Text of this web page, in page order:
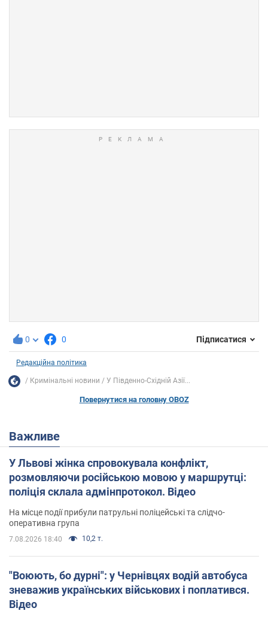
0 0 Підписатися
Редакційна політика
Кримінальні новини У Південно-Східній Азії...
Повернутися на головну OBOZ
Важливе
У Львові жінка спровокувала конфлікт,
розмовляючи російською мовою у маршрутці:
поліція склала адмінпротокол. Відео
На місце події прибули патрульні поліцейські та слідчо-
оперативна група
7.08.2026 18:40 10,2 т.
"Воюють, бо дурні": у Чернівцях водій автобуса
зневажив українських військових і поплатився.
Відео